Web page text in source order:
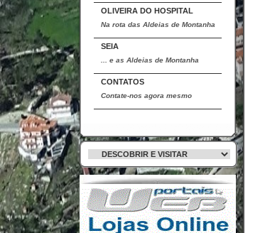
OLIVEIRA DO HOSPITAL
Na rota das Aldeias de Montanha
SEIA
... e as Aldeias de Montanha
CONTATOS
Contate-nos agora mesmo